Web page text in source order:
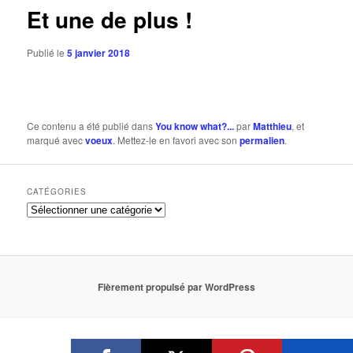
Et une de plus !
Publié le5 janvier 2018
Ce contenu a été publié dansYou know what?...parMatthieu, et
marqué avecvoeux. Mettez-le en favori avec sonpermalien.
CATÉGORIES
Fièrement propulsé par WordPress